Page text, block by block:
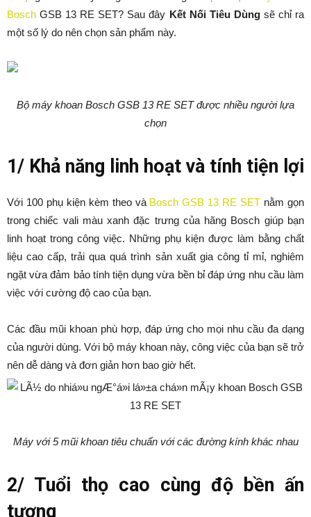
BoschGSB 13 RE SET? Sau đây Kết Nối Tiêu Dùngsẽ chỉ ra
một số lý do nên chọn sản phẩm này.
Bộ máy khoan Bosch GSB 13 RE SET được nhiều người lựa
chọn
1/ Khả năng linh hoạt và tính tiện lợi
Với 100 phụ kiện kèm theo và Bosch GSB 13 RE SET nằm gọn
trong chiếc vali màu xanh đặc trưng của hãng Bosch giúp bạn
linh hoạt trong công việc. Những phụ kiện được làm bằng chất
liệu cao cấp, trải qua quá trình sản xuất gia công tỉ mỉ, nghiêm
ngặt vừa đảm bảo tính tiện dụng vừa bền bỉ đáp ứng nhu cầu làm
việc với cường độ cao của bạn.
Các đầu mũi khoan phù hợp, đáp ứng cho mọi nhu cầu đa dạng
của người dùng. Với bộ máy khoan này, công việc của bạn sẽ trở
nên dễ dàng và đơn giản hơn bao giờ hết.
Máy với 5 mũi khoan tiêu chuẩn với các đường kính khác nhau
2/ Tuổi thọ cao cùng độ bền ấn
tượng